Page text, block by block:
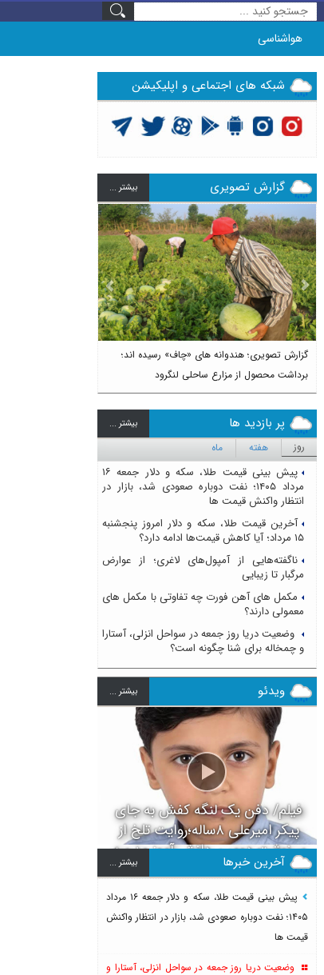
هواشناسی
شبکه های اجتماعی و اپلیکیشن
گزارش تصویری بيشتر ...
گزارش تصویری؛ هندوانه های «چاف» رسیده اند؛
برداشت محصول از مزارع ساحلی لنگرود
Previous Next
پر بازدید ها بيشتر ...
روز هفته ماه
پیش بینی قیمت طلا، سکه و دلار جمعه ۱۶
مرداد ۱۴۰۵؛ نفت دوباره صعودی شد، بازار در
انتظار واکنش قیمت ها
آخرین قیمت طلا، سکه و دلار امروز پنجشنبه
۱۵ مرداد؛ آیا کاهش قیمت‌ها ادامه دارد؟
ناگفته‌هایی از آمپول‌های لاغری؛ از عوارض
مرگبار تا زیبایی
مکمل های آهن فورت چه تفاوتی با مکمل های
معمولی دارند؟
وضعیت دریا روز جمعه در سواحل انزلی، آستارا
و چمخاله برای شنا چگونه است؟
ویدئو بيشتر ...
فیلم/ دفن یک لنگه کفش به جای
پیکر امیرعلی ۸ساله؛روایت تلخ از
سرنوشت دومین دانش آموز مدرسه
میناب بعد از ماکان
آخرین خبرها بيشتر ...
پیش بینی قیمت طلا، سکه و دلار جمعه ۱۶ مرداد
۱۴۰۵؛ نفت دوباره صعودی شد، بازار در انتظار واکنش
قیمت ها
وضعیت دریا روز جمعه در سواحل انزلی، آستارا و